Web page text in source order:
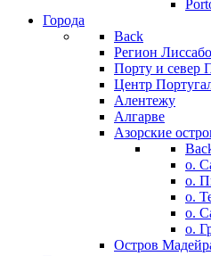
Города
Back
Регион
Порту и север
Центр
Алентежу
Алгарве
Азорские
о.
о.
о.
о.
о.
Остров